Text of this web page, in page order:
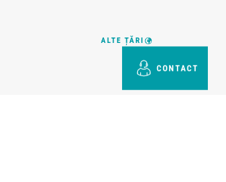
CONTACT
ALTE ȚĂRI